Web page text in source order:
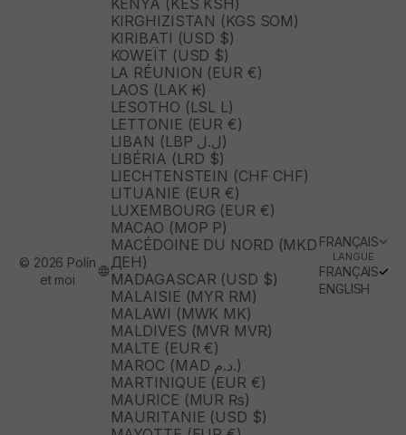
KENYA (KES KSH)
KIRGHIZISTAN (KGS SOM)
KIRIBATI (USD $)
KOWEÏT (USD $)
LA RÉUNION (EUR €)
LAOS (LAK ₭)
LESOTHO (LSL L)
LETTONIE (EUR €)
LIBAN (LBP ل.ل)
LIBÉRIA (LRD $)
LIECHTENSTEIN (CHF CHF)
LITUANIE (EUR €)
LUXEMBOURG (EUR €)
MACAO (MOP P)
MACÉDOINE DU NORD (MKD
ДЕН)
MADAGASCAR (USD $)
MALAISIE (MYR RM)
MALAWI (MWK MK)
MALDIVES (MVR MVR)
MALTE (EUR €)
MAROC (MAD د.م.)
MARTINIQUE (EUR €)
MAURICE (MUR ₨)
MAURITANIE (USD $)
FRANÇAIS
LANGUE
FRANÇAIS
ENGLISH
© 2026 Polín
et moi